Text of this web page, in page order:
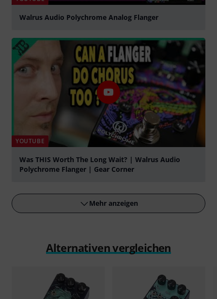
Walrus Audio Polychrome Analog Flanger
YOUTUBE
Was THIS Worth The Long Wait? | Walrus Audio
Polychrome Flanger | Gear Corner
Mehr anzeigen
Alternativen vergleichen